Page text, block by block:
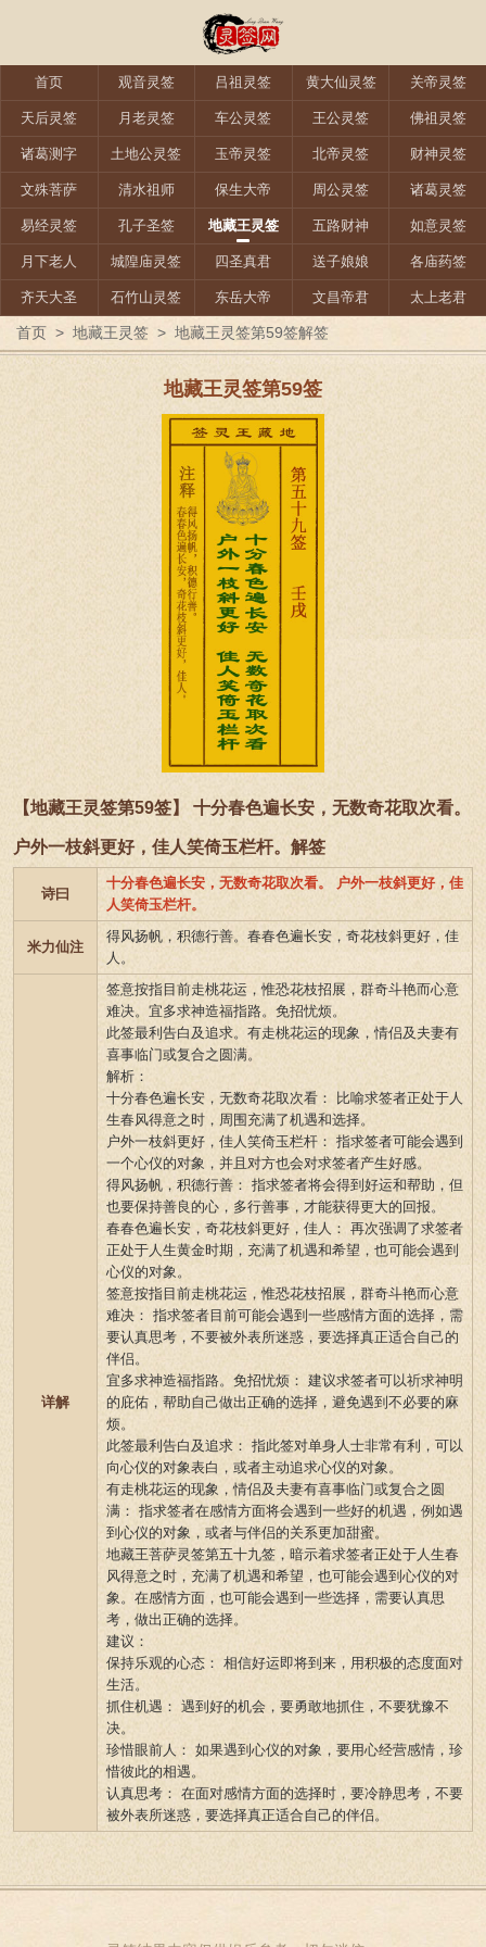
首页 观音灵签 吕祖灵签 黄大仙灵签 关帝灵签
天后灵签 月老灵签 车公灵签 王公灵签 佛祖灵签
诸葛测字 土地公灵签 玉帝灵签 北帝灵签 财神灵签
文殊菩萨 清水祖师 保生大帝 周公灵签 诸葛灵签
易经灵签 孔子圣签 地藏王灵签 五路财神 如意灵签
月下老人 城隍庙灵签 四圣真君 送子娘娘 各庙药签
齐天大圣 石竹山灵签 东岳大帝 文昌帝君 太上老君
首页 > 地藏王灵签 > 地藏王灵签第59签解签
地藏王灵签第59签
【地藏王灵签第59签】 十分春色遍长安，无数奇花取次看。
户外一枝斜更好，佳人笑倚玉栏杆。解签
诗曰
十分春色遍长安，无数奇花取次看。 户外一枝斜更好，佳
人笑倚玉栏杆。
米力仙注
得风扬帆，积德行善。春春色遍长安，奇花枝斜更好，佳
人。
详解
签意按指目前走桃花运，惟恐花枝招展，群奇斗艳而心意
难决。宜多求神造福指路。免招忧烦。
此签最利告白及追求。有走桃花运的现象，情侣及夫妻有
喜事临门或复合之圆满。
解析：
十分春色遍长安，无数奇花取次看： 比喻求签者正处于人
生春风得意之时，周围充满了机遇和选择。
户外一枝斜更好，佳人笑倚玉栏杆： 指求签者可能会遇到
一个心仪的对象，并且对方也会对求签者产生好感。
得风扬帆，积德行善： 指求签者将会得到好运和帮助，但
也要保持善良的心，多行善事，才能获得更大的回报。
春春色遍长安，奇花枝斜更好，佳人： 再次强调了求签者
正处于人生黄金时期，充满了机遇和希望，也可能会遇到
心仪的对象。
签意按指目前走桃花运，惟恐花枝招展，群奇斗艳而心意
难决： 指求签者目前可能会遇到一些感情方面的选择，需
要认真思考，不要被外表所迷惑，要选择真正适合自己的
伴侣。
宜多求神造福指路。免招忧烦： 建议求签者可以祈求神明
的庇佑，帮助自己做出正确的选择，避免遇到不必要的麻
烦。
此签最利告白及追求： 指此签对单身人士非常有利，可以
向心仪的对象表白，或者主动追求心仪的对象。
有走桃花运的现象，情侣及夫妻有喜事临门或复合之圆
满： 指求签者在感情方面将会遇到一些好的机遇，例如遇
到心仪的对象，或者与伴侣的关系更加甜蜜。
地藏王菩萨灵签第五十九签，暗示着求签者正处于人生春
风得意之时，充满了机遇和希望，也可能会遇到心仪的对
象。在感情方面，也可能会遇到一些选择，需要认真思
考，做出正确的选择。
建议：
保持乐观的心态： 相信好运即将到来，用积极的态度面对
生活。
抓住机遇： 遇到好的机会，要勇敢地抓住，不要犹豫不
决。
珍惜眼前人： 如果遇到心仪的对象，要用心经营感情，珍
惜彼此的相遇。
认真思考： 在面对感情方面的选择时，要冷静思考，不要
被外表所迷惑，要选择真正适合自己的伴侣。